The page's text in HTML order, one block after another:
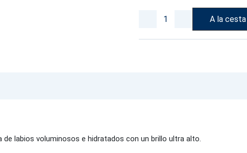
A la cesta
de labios voluminosos e hidratados con un brillo ultra alto.